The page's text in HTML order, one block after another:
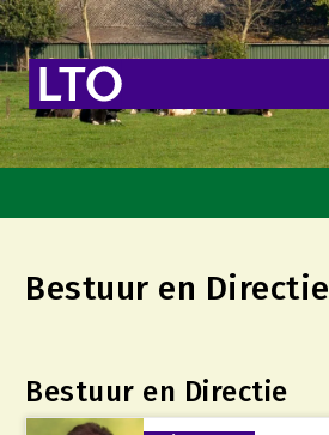
Toekomstvisie
Mooi groen
Bestuur en Directie
Bestuur en Directie